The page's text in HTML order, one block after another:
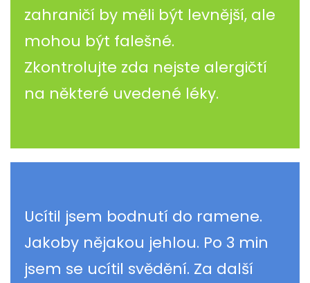
zahraničí by měli být levnější, ale
mohou být falešné.
Zkontrolujte zda nejste alergičtí
na některé uvedené léky.
Ucítil jsem bodnutí do ramene.
Jakoby nějakou jehlou. Po 3 min
jsem se ucítil svědění. Za další